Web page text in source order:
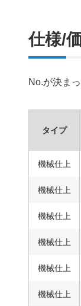
仕様/
No.が決ま
タイプ
機械仕上
機械仕上
機械仕上
機械仕上
機械仕上
機械仕上